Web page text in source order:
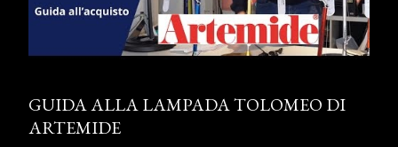
GUIDA ALLA LAMPADA TOLOMEO DI
ARTEMIDE